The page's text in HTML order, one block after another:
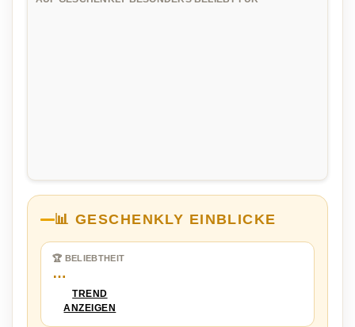
📊 GESCHENKLY EINBLICKE
🏆 BELIEBTHEIT
…
TREND
ANZEIGEN